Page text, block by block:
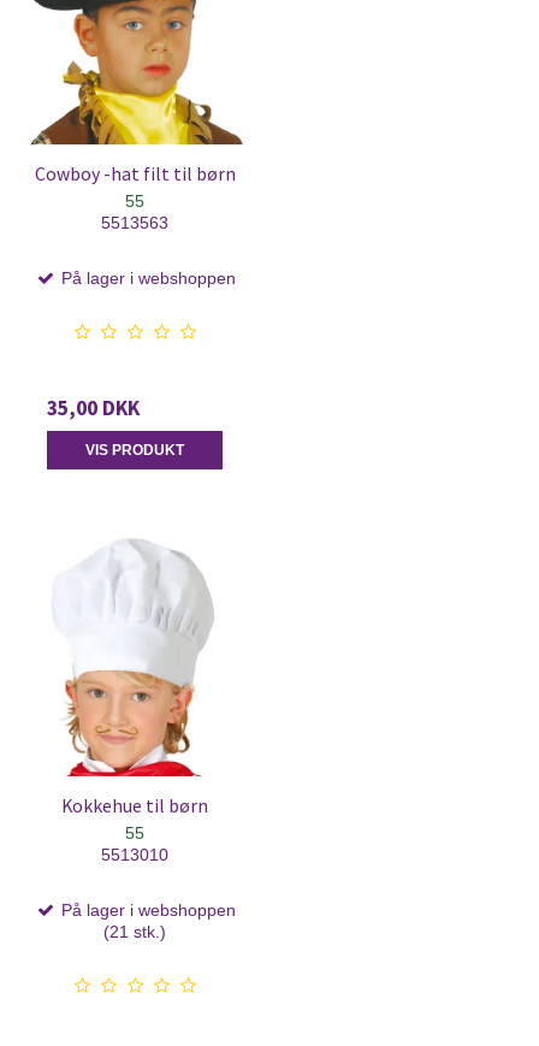
Cowboy -hat filt til børn
55
5513563
På lager i webshoppen
35,00 DKK
VIS PRODUKT
Kokkehue til børn
55
5513010
På lager i webshoppen
(21 stk.)